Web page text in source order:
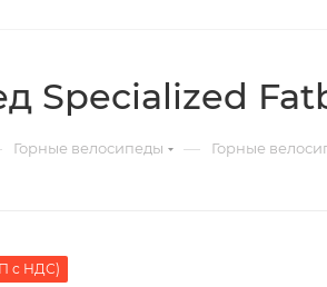
Specialized
Горные велосипеды — Горные
с НДС)